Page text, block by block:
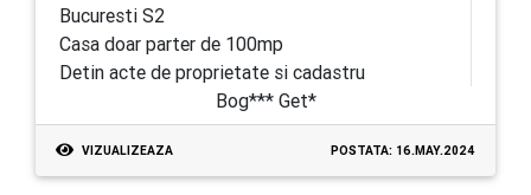
Bucuresti S2
Casa doar parter de 100mp
Detin acte de proprietate si cadastru
Bog*** Get*
VIZUALIZEAZA POSTATA: 16.MAY.2024